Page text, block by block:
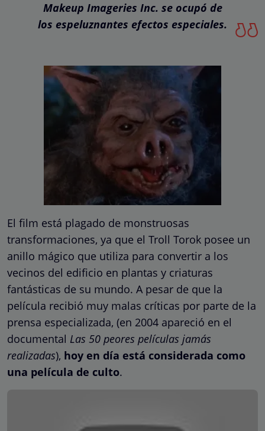
Makeup Imageries Inc. se ocupó de
los espeluznantes efectos especiales.
El film está plagado de monstruosas
transformaciones, ya que el Troll Torok posee un
anillo mágico que utiliza para convertir a los
vecinos del edificio en plantas y criaturas
fantásticas de su mundo. A pesar de que la
película recibió muy malas críticas por parte de la
prensa especializada, (en 2004 apareció en el
documental Las 50 peores películas jamás
realizadas), hoy en día está considerada como
una película de culto.